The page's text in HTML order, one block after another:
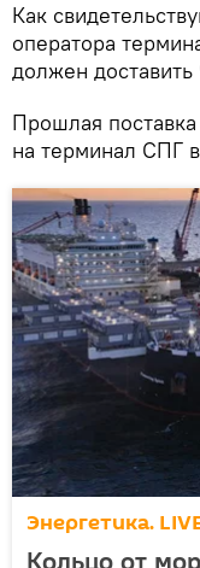
Как
оператора
должен
Прошлая
на терминал СПГ
Энергетика.
Кольцо от